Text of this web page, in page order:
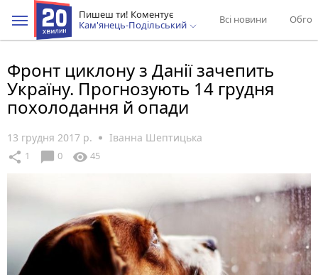
Пишеш ти! Коментує
Кам'янець-Подільський
Всі новини
Фронт циклону з Данії зачепить
Україну. Прогнозують 14 грудня
похолодання й опади
13 грудня 2017 р. Іванна Шептицька
share 1 chat_bubble 0 visibility 45